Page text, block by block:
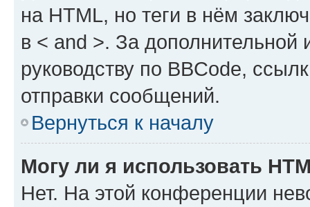
на HTML, но теги в нём
в < and >. За
руководству по BBCode,
отправки сообщений.
Вернуться к началу
Могу ли я использовать
Нет. На этой конференции